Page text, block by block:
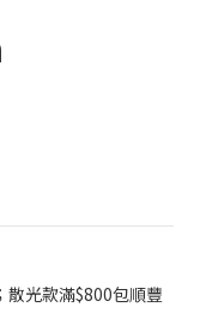
光款滿$800包順豐